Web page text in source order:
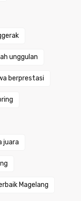
unggulan
berprestasi
juara
Magelang